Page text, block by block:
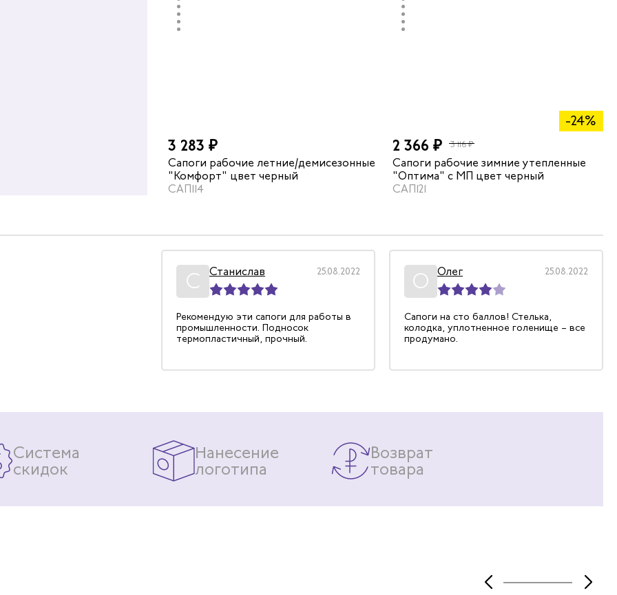
3 283 ₽
Сапоги рабочие летние/демисезонные
"Комфорт" цвет черный
САП114
-24%
2 366 ₽ 3 116 ₽
Сапоги рабочие зимние утепленные
"Оптима" с МП цвет черный
САП121
С Станислав 25.08.2022
Рекомендую эти сапоги для работы в
промышленности. Подносок
термопластичный, прочный.
О Олег 25.08.2022
Сапоги на сто баллов! Стелька,
колодка, уплотненное голенище – все
продумано.
Система
скидок
Нанесение
логотипа
Возврат
товара